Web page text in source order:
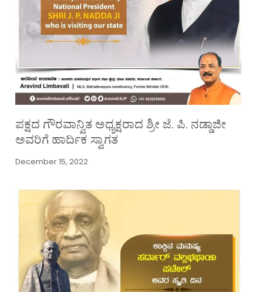
ಪಕ್ಷದ ಗೌರವಾನ್ವಿತ ಅಧ್ಯಕ್ಷರಾದ ಶ್ರೀ ಜೆ. ಪಿ. ನಡ್ಡಾಜೀ
ಅವರಿಗೆ ಹಾರ್ದಿಕ ಸ್ವಾಗತ
December 15, 2022